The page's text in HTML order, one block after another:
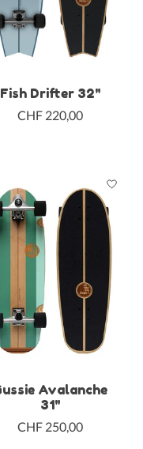
Fish Drifter 32"
CHF 220,00
Avalanche
31"
CHF 250,00